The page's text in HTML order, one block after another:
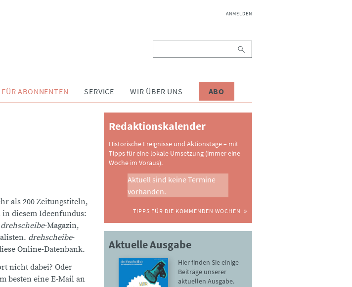
NAVIGATION
ANMELDEN
FÜR ABONNENTEN SERVICE WIR ÜBER UNS ABO
als 200 Zeitungstiteln,
diesem Ideenfundus:
drehscheibe-Magazin,
drehscheibe-
Online-Datenbank.
nicht dabei? Oder
besten eine E-Mail an
Redaktionskalender
Historische Ereignisse und Aktionstage – mit
Tipps für eine lokale Umsetzung (immer eine
Woche im Voraus).
Aktuell sind keine Termine
vorhanden.
TIPPS FÜR DIE KOMMENDEN WOCHEN
Aktuelle Ausgabe
Hier finden Sie einige
Beiträge unserer
aktuellen Ausgabe.